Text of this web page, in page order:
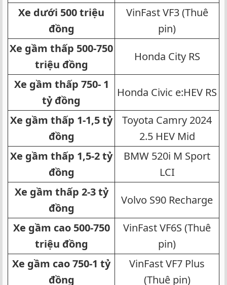
Xe dưới 500 triệu
đồng
VinFast VF3 (Thuê
pin)​
Xe gầm thấp 500-750
triệu đồng
Honda City RS​
Xe gầm thấp 750- 1
tỷ đồng
Honda Civic e:HEV RS​
Xe gầm thấp 1-1,5 tỷ
đồng
Toyota Camry 2024
2.5 HEV Mid​
Xe gầm thấp 1,5-2 tỷ
đồng
BMW 520i M Sport
LCI​
Xe gầm thấp 2-3 tỷ
đồng
Volvo S90 Recharge​
Xe gầm cao 500-750
triệu đồng
VinFast VF6S (Thuê
pin)​
Xe gầm cao 750-1 tỷ
đồng
VinFast VF7 Plus
(Thuê pin)​